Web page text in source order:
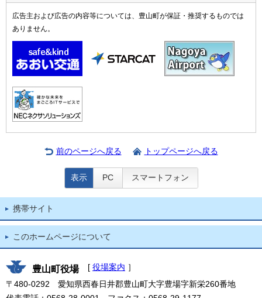
広告主および広告の内容等については、豊山町が保証・推奨するものでは
ありません。
前のページへ戻る トップページへ戻る
表示 PC スマートフォン
携帯サイト
このホームページについて
豊山町役場 [ 役場案内 ］
〒480-0292 愛知県西春日井郡豊山町大字豊場字新栄260番地